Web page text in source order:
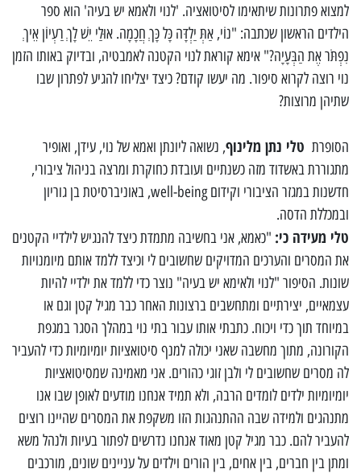
למצוא פתרונות שיתאימו לסיטואציה. 'לנוי ולאמא יש בעיה' הוא ספר
הילדים הראשון שכתבה: "נוֹי, אַתְּ יַלְדָּה כָּל כָּךְ חֲכָמָה. אוּלַי יֵשׁ לָךְ רַעְיוֹן אֵיךְ
נִפְתֹּר אֶת הַבְּעָיָה?" אימא קוראת לנוי הקטנה לאמבטיה, ובדיוק באותו הזמן
נוי רוצה לקרוא סיפור. מה יעשו קודם? כיצד יצליחו להגיע לפתרון שבו
שתיהן מרוצות?
הסופרת טלי נתן מלינוף, נשואה ליונתן ואמא של נוי, עידן, ואופיר
מתגוררת באשדוד מזה כשנתיים ועובדת כחוקרת ומרצה בניהול ציבורי,
חדשנות במגזר הציבורי וקידום well-being, באוניברסיטת בן גוריון
ובמכללת הדסה.
טלי מעידה כי: "כאמא, אני בחשיבה מתמדת כיצד להנגיש לילדיי הקטנים
את המסרים והערכים המדויקים שחשובים לי וכיצד ללמד אותם מיומנויות
שונות. הסיפור "לנוי ולאימא יש בעיה" נוצר כדי ללמד את ילדיי להיות
עצמאיים, יצירתיים ומתחשבים ברצונות האחר כבר מגיל קטן וגם או
במיוחד תוך כדי ויכוח. כתבתי אותו עבור בתי נוי במהלך הסגר במגפת
הקורונה, מתוך מחשבה שאני יכולה למנף סיטואציות יומיומיות כדי להעביר
לה מסרים שחשובים לי ולבן זוגי כהורים. אני מאמינה שמסיטואציות
יומיומיות ילדים לומדים הרבה, ולא תמיד אנחנו מודעים לאופן שבו אנו
מתנהגים ולמידה שבה ההתנהגות הזו משקפת את המסרים שהיינו רוצים
להעביר להם. כבר מגיל קטן מאוד אנחנו נדרשים לפתור בעיות ולנהל משא
ומתן בין חברים, בין אחים, בין הורים וילדים על עניינים שונים, מורכבים